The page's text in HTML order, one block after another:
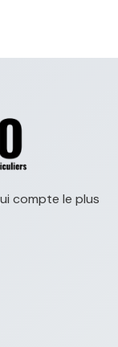
compte le plus